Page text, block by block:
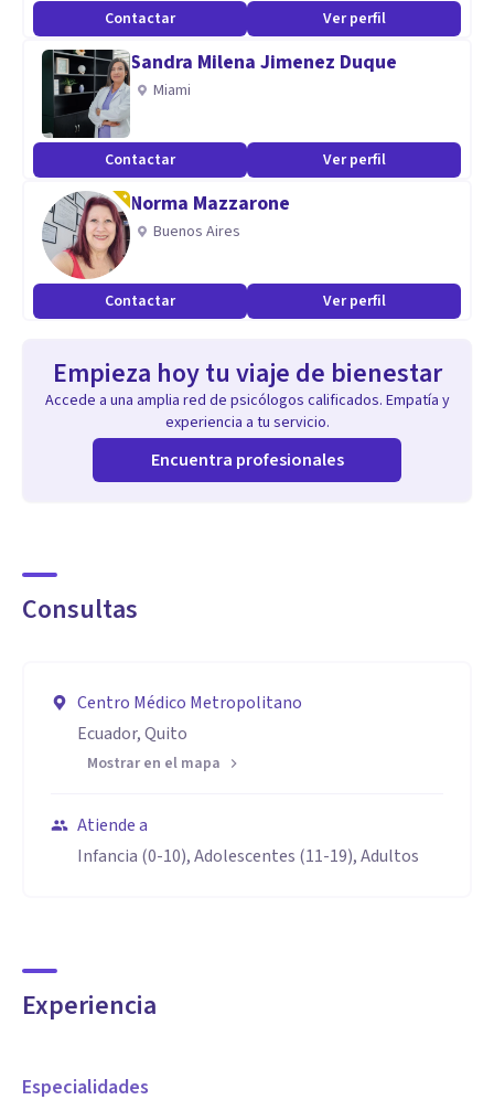
Contactar Ver perfil
Sandra Milena Jimenez Duque
Miami
Contactar Ver perfil
Norma Mazzarone
Buenos Aires
Contactar Ver perfil
Empieza hoy tu viaje de bienestar
Accede a una amplia red de psicólogos calificados. Empatía y
experiencia a tu servicio.
Encuentra profesionales
Consultas
Centro Médico Metropolitano
Ecuador, Quito
Mostrar en el mapa
Atiende a
Infancia (0-10), Adolescentes (11-19), Adultos
Experiencia
Especialidades